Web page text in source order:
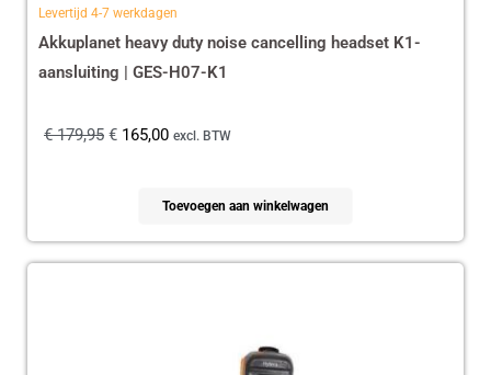
Levertijd 4-7 werkdagen
Akkuplanet heavy duty noise cancelling headset K1-
aansluiting | GES-H07-K1
€179,95 € 165,00 excl. BTW
Toevoegen aan winkelwagen